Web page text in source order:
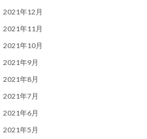
2021年12月
2021年11月
2021年10月
2021年9月
2021年8月
2021年7月
2021年6月
2021年5月